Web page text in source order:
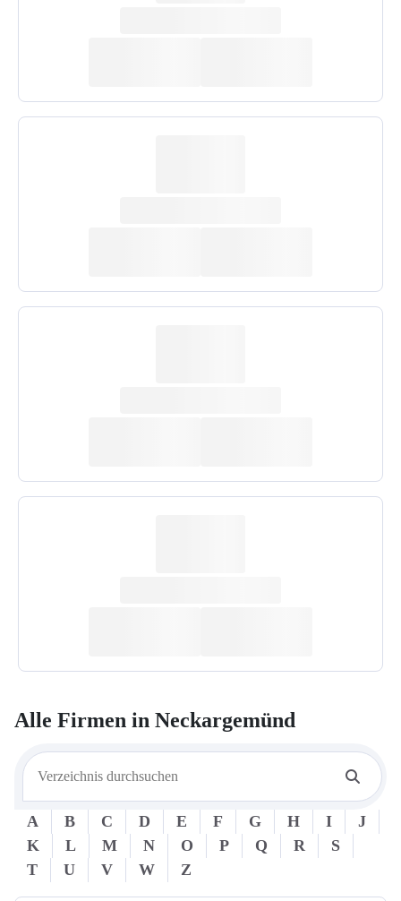
Alle Firmen in Neckargemünd
A B C D E F G H I
J
K
L M N O P Q R
S
T
U V W Z